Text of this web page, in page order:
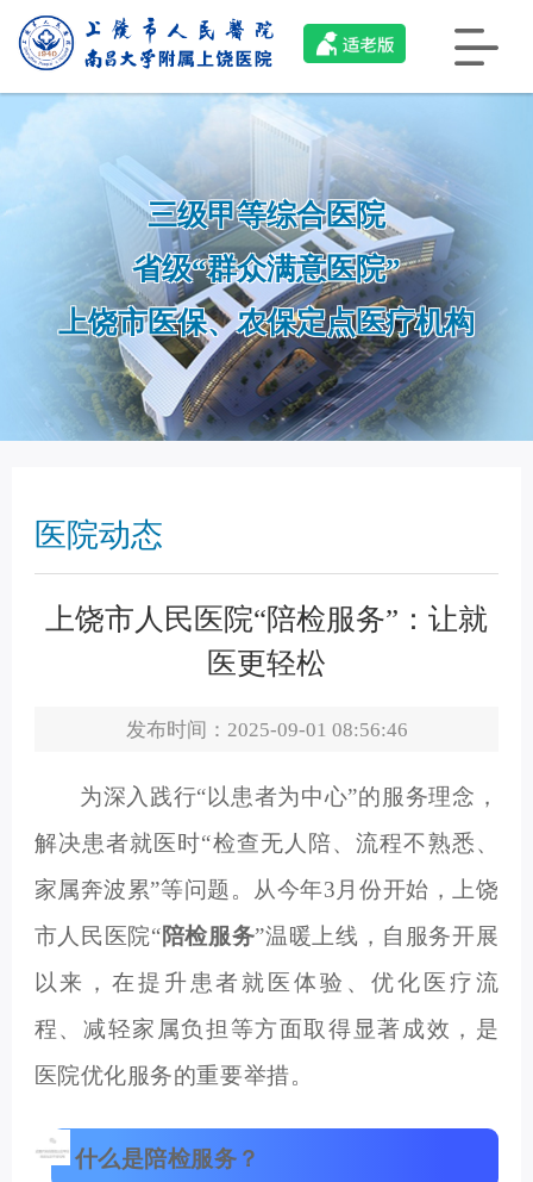
三级甲等综合医院
省级“群众满意医院”
上饶市医保、农保定点医疗机构
医院动态
上饶市人民医院“陪检服务”：让就
医更轻松
发布时间：2025-09-01 08:56:46
为深入践行“以患者为中心”的服务理念，
解决患者就医时“检查无人陪、流程不熟悉、
家属奔波累”等问题。从今年3月份开始，上饶
市人民医院“陪检服务”温暖上线，自服务开展
以来，在提升患者就医体验、优化医疗流
程、减轻家属负担等方面取得显著成效，是
医院优化服务的重要举措。
什么是陪检服务？